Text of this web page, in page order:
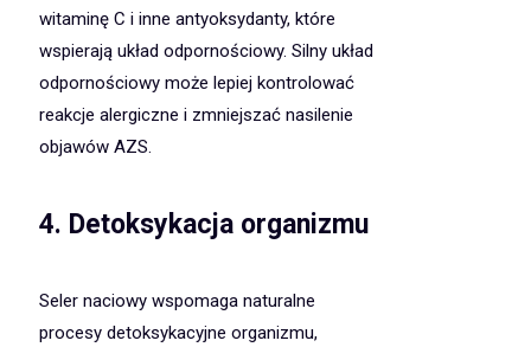
witaminę C i inne antyoksydanty, które
wspierają układ odpornościowy. Silny układ
odpornościowy może lepiej kontrolować
reakcje alergiczne i zmniejszać nasilenie
objawów AZS.
4. Detoksykacja organizmu
Seler naciowy wspomaga naturalne
procesy detoksykacyjne organizmu,